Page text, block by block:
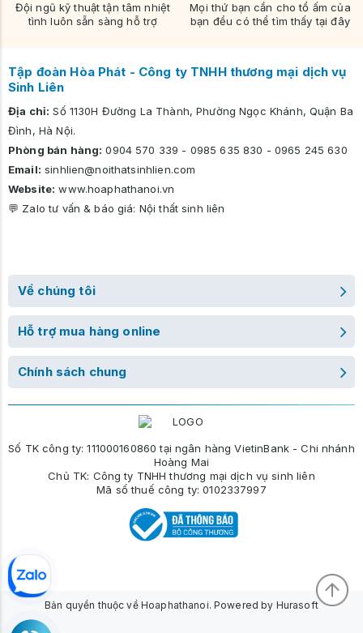
Đội ngũ kỹ thuật tận tâm nhiệt
tình luôn sẵn sàng hỗ trợ
Mọi thứ bạn cần cho tổ ấm của
bạn đều có thể tìm thấy tại đây
Tập đoàn Hòa Phát - Công ty TNHH thương mại dịch vụ
Sinh Liên
Địa chỉ: Số 1130H Đường La Thành, Phường Ngọc Khánh, Quận Ba
Đình, Hà Nội.
Phòng bán hàng: 0904 570 339 - 0985 635 830 - 0965 245 630
Email: sinhlien@noithatsinhlien.com
Website: www.hoaphathanoi.vn
💬 Zalo tư vấn & báo giá: Nội thất sinh liên
Về chúng tôi
Hỗ trợ mua hàng online
Chính sách chung
Số TK công ty: 111000160860 tại ngân hàng VietinBank - Chi nhánh
Hoàng Mai
Chủ TK: Công ty TNHH thương mại dịch vụ sinh liên
Mã số thuế công ty: 0102337997
Bản quyền thuộc về Hoaphathanoi. Powered by Hurasoft